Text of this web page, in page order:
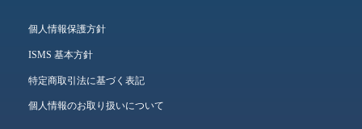
個人情報保護方針
ISMS 基本方針
特定商取引法に基づく表記
個人情報のお取り扱いについて